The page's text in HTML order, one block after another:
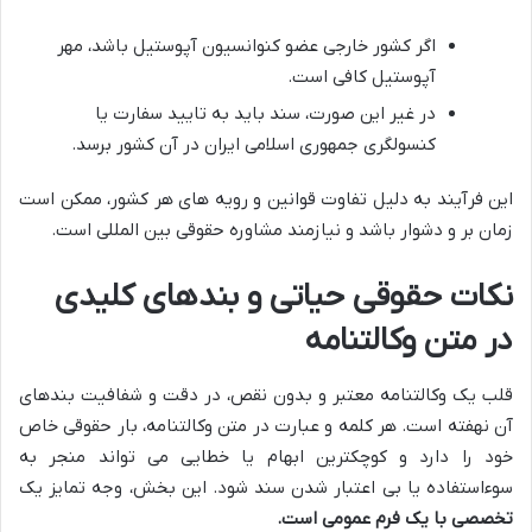
اگر کشور خارجی عضو کنوانسیون آپوستیل باشد، مهر
آپوستیل کافی است.
در غیر این صورت، سند باید به تایید سفارت یا
کنسولگری جمهوری اسلامی ایران در آن کشور برسد.
این فرآیند به دلیل تفاوت قوانین و رویه های هر کشور، ممکن است
زمان بر و دشوار باشد و نیازمند مشاوره حقوقی بین المللی است.
نکات حقوقی حیاتی و بندهای کلیدی
در متن وکالتنامه
قلب یک وکالتنامه معتبر و بدون نقص، در دقت و شفافیت بندهای
آن نهفته است. هر کلمه و عبارت در متن وکالتنامه، بار حقوقی خاص
خود را دارد و کوچکترین ابهام یا خطایی می تواند منجر به
سوءاستفاده یا بی اعتبار شدن سند شود. این بخش، وجه تمایز یک
تخصصی با یک فرم عمومی است.